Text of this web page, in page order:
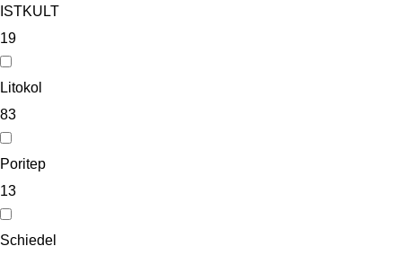
ISTKULT
19
Litokol
83
Poritep
13
Schiedel